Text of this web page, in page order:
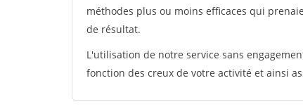
méthodes plus ou moins efficaces qui
de résultat.
L'utilisation de notre service sans
fonction des creux de votre activité et ainsi